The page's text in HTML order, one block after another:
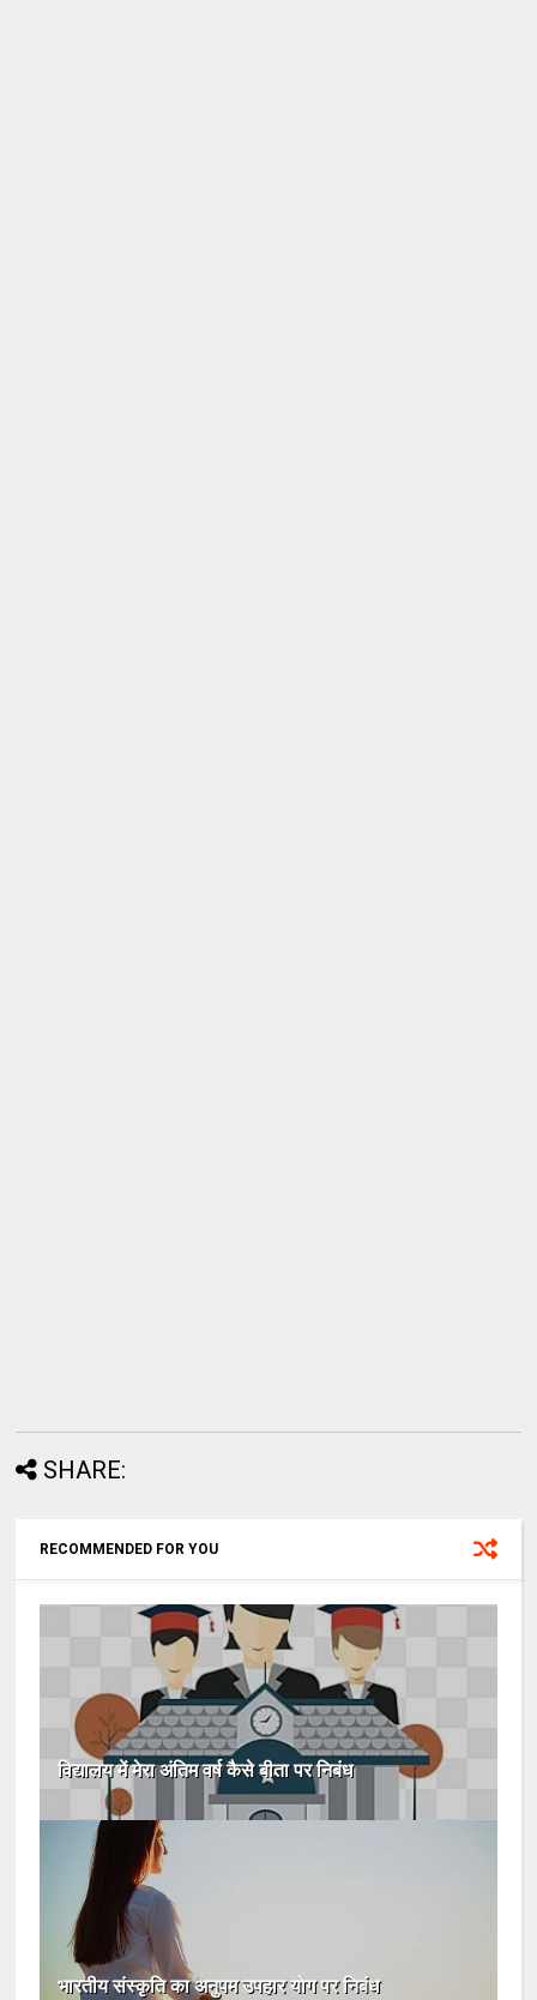
SHARE:
RECOMMENDED FOR YOU
विद्यालय में मेरा अंतिम वर्ष कैसे बीता पर निबंध
भारतीय संस्कृति का अनुपम उपहार योग पर निबंध